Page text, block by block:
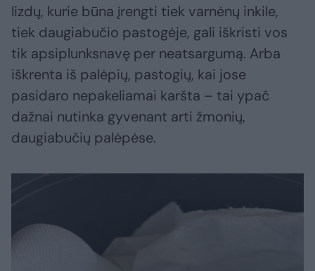
lizdų, kurie būna įrengti tiek varnėnų inkile,
tiek daugiabučio pastogėje, gali iškristi vos
tik apsiplunksnavę per neatsargumą. Arba
iškrenta iš palėpių, pastogių, kai jose
pasidaro nepakeliamai karšta – tai ypač
dažnai nutinka gyvenant arti žmonių,
daugiabučių palėpėse.